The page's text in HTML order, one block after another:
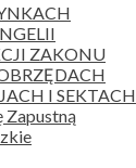
ZAKONU
I SEKTACH
Zapustną